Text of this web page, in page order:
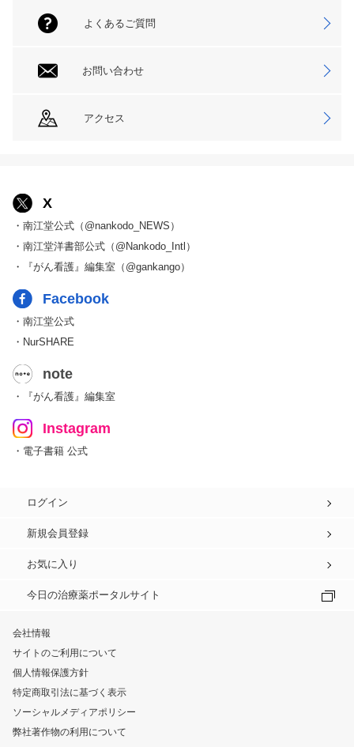
よくあるご質問
お問い合わせ
アクセス
X
・南江堂公式（@nankodo_NEWS）
・南江堂洋書部公式（@Nankodo_Intl）
・『がん看護』編集室（@gankango）
Facebook
・南江堂公式
・NurSHARE
note
・『がん看護』編集室
Instagram
・電子書籍 公式
ログイン
新規会員登録
お気に入り
今日の治療薬ポータルサイト
会社情報
サイトのご利用について
個人情報保護方針
特定商取引法に基づく表示
ソーシャルメディアポリシー
弊社著作物の利用について